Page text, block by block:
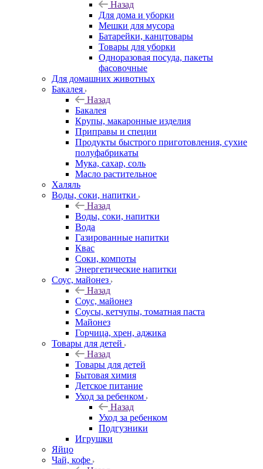
Назад
Для дома и уборки
Мешки для мусора
Батарейки, канцтовары
Товары для уборки
Одноразовая посуда, пакеты
фасовочные
Для домашних животных
Бакалея
Назад
Бакалея
Крупы, макаронные изделия
Приправы и специи
Продукты быстрого приготовления, сухие
полуфабрикаты
Мука, сахар, соль
Масло растительное
Халяль
Воды, соки, напитки
Назад
Воды, соки, напитки
Вода
Газированные напитки
Квас
Соки, компоты
Энергетические напитки
Соус, майонез
Назад
Соус, майонез
Соусы, кетчупы, томатная паста
Майонез
Горчица, хрен, аджика
Товары для детей
Назад
Товары для детей
Бытовая химия
Детское питание
Уход за ребенком
Назад
Уход за ребенком
Подгузники
Игрушки
Яйцо
Чай, кофе